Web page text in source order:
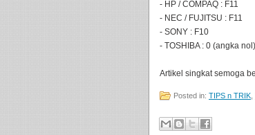
- HP / COMPAQ : F11
- NEC / FUJITSU : F11
- SONY : F10
- TOSHIBA : 0 (angka nol)
Artikel singkat semoga
Posted in: TIPS n TRIK